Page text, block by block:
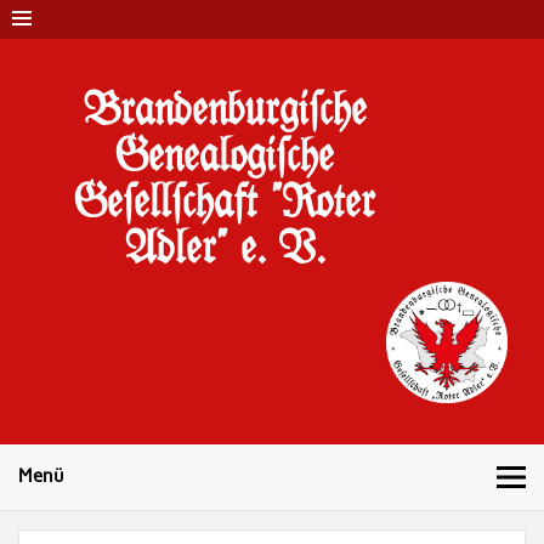
Brandenburgi#che
Genealogi#che
Ge#ell#chaft "Roter
Adler" e. V.
Menü